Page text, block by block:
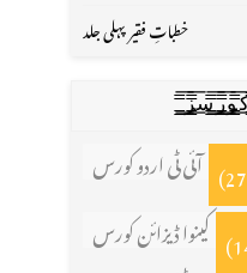
خطباتِ فقیر پہلی جلد
آئی ٹی اردو کورس
کینوا ڈیزائن کورس